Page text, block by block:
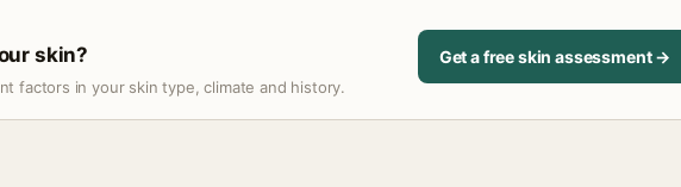
skin?
factors in your skin type, climate and history.
Get a free skin assessment →